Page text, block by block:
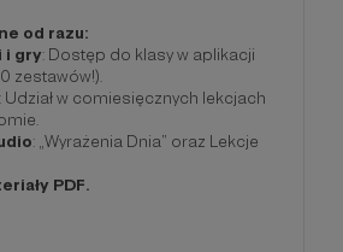
od razu:
gry: Dostęp do klasy w aplikacji
zestawów!).
: Udział w comiesięcznych lekcjach
: „Wyrażenia Dnia” oraz Lekcje
PDF.